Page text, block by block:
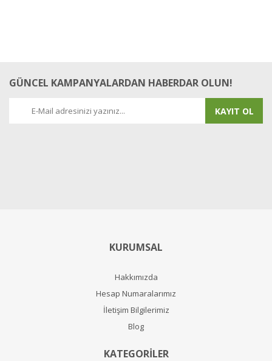
GÜNCEL KAMPANYALARDAN HABERDAR OLUN!
KAYIT OL
KURUMSAL
Hakkımızda
Hesap Numaralarımız
İletişim Bilgilerimiz
Blog
KATEGORİLER